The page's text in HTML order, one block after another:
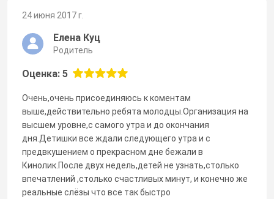
24 июня 2017 г.
Елена Куц
Родитель
Оценка: 5
Очень,очень присоединяюсь к коментам
выше,действительно ребята молодцы.Организация на
высшем уровне,с самого утра и до окончания
дня.Детишки все ждали следующего утра и с
предвкушением о прекрасном дне бежали в
Кинолик.После двух недель,детей не узнать,столько
впечатлений ,столько счастливых минут, и конечно же
реальные слёзы что все так быстро